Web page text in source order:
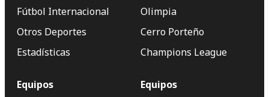
Fútbol Internacional
Otros Deportes
Estadísticas
Olimpia
Cerro Porteño
Champions League
Equipos
Equipos